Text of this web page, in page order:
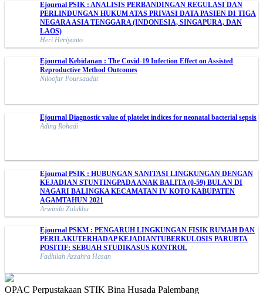
Ejournal PSIK : ANALISIS PERBANDINGAN REGULASI DAN
PERLINDUNGAN HUKUM ATAS PRIVASI DATA PASIEN DI TIGA
NEGARA ASIA TENGGARA (INDONESIA, SINGAPURA, DAN
LAOS)
Heri Heriyanto
Ejournal Kebidanan : The Covid-19 Infection Effect on Assisted
Reproductive Method Outcomes
Niloofar Poursaadat
Ejournal Diagnostic value of platelet indices for neonatal bacterial sepsis
Ading Rohadi
Ejournal PSIK : HUBUNGAN SANITASI LINGKUNGAN DENGAN
KEJADIAN STUNTINGPADA ANAK BALITA (0-59) BULAN DI
NAGARI BALINGKA KECAMATAN IV KOTO KABUPATEN
AGAMTAHUN 2021
Arwinda Zalukhu
Ejournal PSKM : PENGARUH LINGKUNGAN FISIK RUMAH DAN
PERILAKUTERHADAP KEJADIANTUBERKULOSIS PARUBTA
POSITIF: SEBUAH STUDIKASUS KONTROL
Fadhilah Azzahra Hasan
OPAC Perpustakaan STIK Bina Husada Palembang